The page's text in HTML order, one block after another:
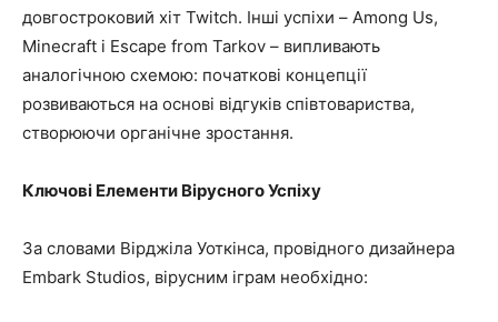
довгостроковий хіт Twitch. Інші успіхи – Among Us,
Minecraft і Escape from Tarkov – випливають
аналогічною схемою: початкові концепції
розвиваються на основі відгуків співтовариства,
створюючи органічне зростання.
Ключові Елементи Вірусного Успіху
За словами Вірджіла Уоткінса, провідного дизайнера
Embark Studios, вірусним іграм необхідно: